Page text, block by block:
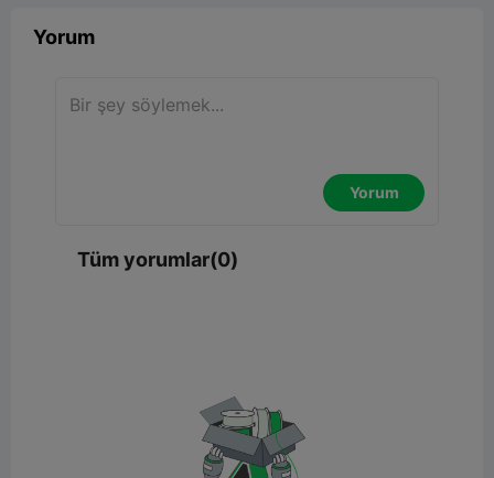
Yorum
Yorum
Tüm yorumlar(0)